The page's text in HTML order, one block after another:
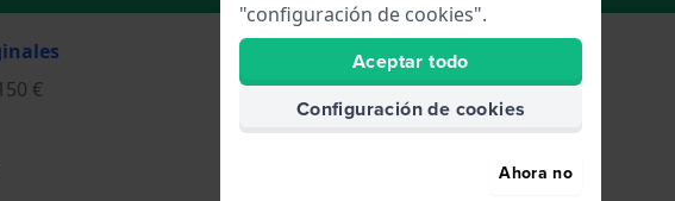
€
"configuración de cookies".
Aceptar todo
Configuración de cookies
Ahora no